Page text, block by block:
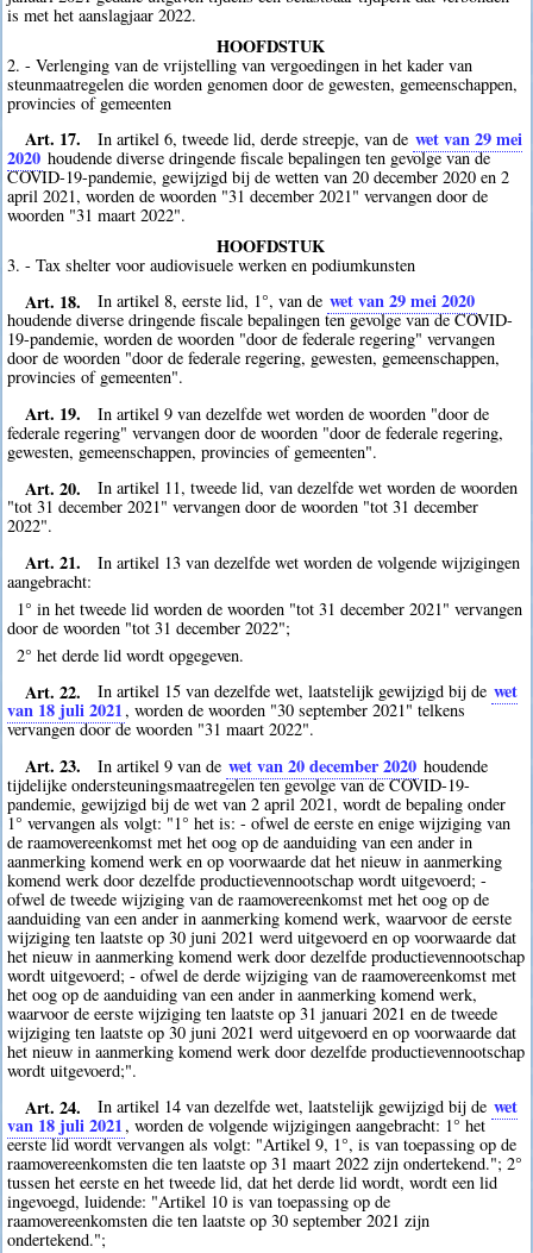
is met het aanslagjaar 2022.
HOOFDSTUK
2. - Verlenging van de vrijstelling van vergoedingen in het kader van
steunmaatregelen die worden genomen door de gewesten, gemeenschappen,
provincies of gemeenten
Art. 17. In artikel 6, tweede lid, derde streepje, van de wet van 29 mei
2020 houdende diverse dringende fiscale bepalingen ten gevolge van de
COVID-19-pandemie, gewijzigd bij de wetten van 20 december 2020 en 2
april 2021, worden de woorden "31 december 2021" vervangen door de
woorden "31 maart 2022".
HOOFDSTUK
3. - Tax shelter voor audiovisuele werken en podiumkunsten
Art. 18. In artikel 8, eerste lid, 1°, van de wet van 29 mei 2020
houdende diverse dringende fiscale bepalingen ten gevolge van de COVID-
19-pandemie, worden de woorden "door de federale regering" vervangen
door de woorden "door de federale regering, gewesten, gemeenschappen,
provincies of gemeenten".
Art. 19.
In artikel 9 van dezelfde wet worden de woorden "door de
federale regering" vervangen door de woorden "door de federale regering,
gewesten, gemeenschappen, provincies of gemeenten".
Art. 20.
In artikel 11, tweede lid, van dezelfde wet worden de woorden
"tot 31 december 2021" vervangen door de woorden "tot 31 december
2022".
Art. 21.
In artikel 13 van dezelfde wet worden de volgende wijzigingen
aangebracht:
1° in het tweede lid worden de woorden "tot 31 december 2021" vervangen
door de woorden "tot 31 december 2022";
2° het derde lid wordt opgegeven.
Art. 22. In artikel 15 van dezelfde wet, laatstelijk gewijzigd bij de wet
van 18 juli 2021, worden de woorden "30 september 2021" telkens
vervangen door de woorden "31 maart 2022".
Art. 23. In artikel 9 van de wet van 20 december 2020 houdende
tijdelijke ondersteuningsmaatregelen ten gevolge van de COVID-19-
pandemie, gewijzigd bij de wet van 2 april 2021, wordt de bepaling onder
1° vervangen als volgt: "1° het is: - ofwel de eerste en enige wijziging van
de raamovereenkomst met het oog op de aanduiding van een ander in
aanmerking komend werk en op voorwaarde dat het nieuw in aanmerking
komend werk door dezelfde productievennootschap wordt uitgevoerd; -
ofwel de tweede wijziging van de raamovereenkomst met het oog op de
aanduiding van een ander in aanmerking komend werk, waarvoor de eerste
wijziging ten laatste op 30 juni 2021 werd uitgevoerd en op voorwaarde dat
het nieuw in aanmerking komend werk door dezelfde productievennootschap
wordt uitgevoerd; - ofwel de derde wijziging van de raamovereenkomst met
het oog op de aanduiding van een ander in aanmerking komend werk,
waarvoor de eerste wijziging ten laatste op 31 januari 2021 en de tweede
wijziging ten laatste op 30 juni 2021 werd uitgevoerd en op voorwaarde dat
het nieuw in aanmerking komend werk door dezelfde productievennootschap
wordt uitgevoerd;".
Art. 24. In artikel 14 van dezelfde wet, laatstelijk gewijzigd bij de wet
van 18 juli 2021, worden de volgende wijzigingen aangebracht: 1° het
eerste lid wordt vervangen als volgt: "Artikel 9, 1°, is van toepassing op de
raamovereenkomsten die ten laatste op 31 maart 2022 zijn ondertekend."; 2°
tussen het eerste en het tweede lid, dat het derde lid wordt, wordt een lid
ingevoegd, luidende: "Artikel 10 is van toepassing op de
raamovereenkomsten die ten laatste op 30 september 2021 zijn
ondertekend.";